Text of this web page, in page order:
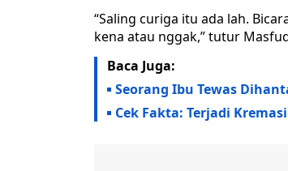
“Saling curiga itu ada lah.
kena atau nggak,” tutur
Baca Juga:
Seorang Ibu Tewas
Cek Fakta: Terjadi